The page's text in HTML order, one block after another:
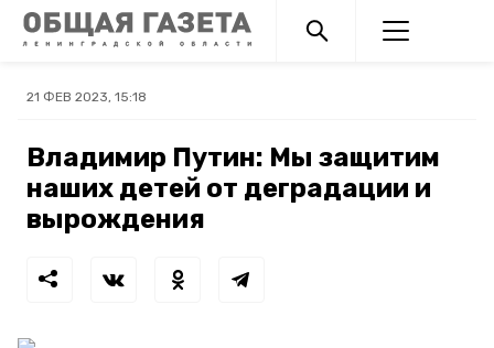
21 ФЕВ 2023, 15:18
Владимир Путин: Мы защитим
наших детей от деградации и
вырождения